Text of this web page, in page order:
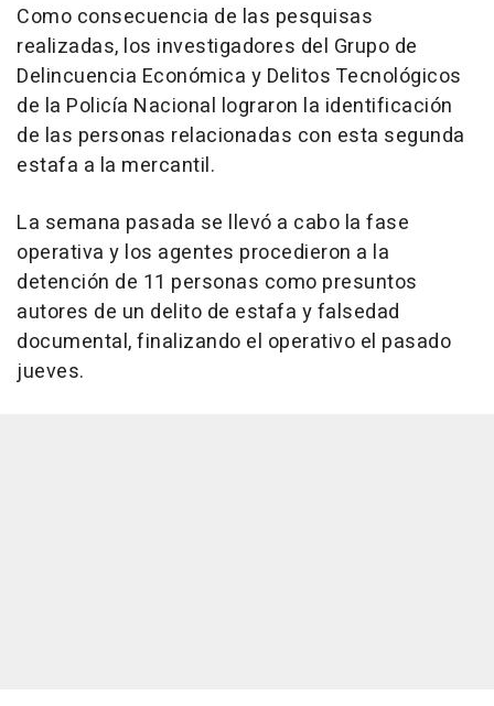
Como consecuencia de las pesquisas
realizadas, los investigadores del Grupo de
Delincuencia Económica y Delitos Tecnológicos
de la Policía Nacional lograron la identificación
de las personas relacionadas con esta segunda
estafa a la mercantil.
La semana pasada se llevó a cabo la fase
operativa y los agentes procedieron a la
detención de 11 personas como presuntos
autores de un delito de estafa y falsedad
documental, finalizando el operativo el pasado
jueves.